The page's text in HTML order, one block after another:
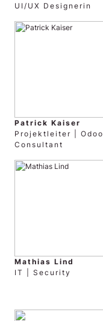
UI/UX Designerin
Patrick Kaiser
Projektleiter | Odoo
Consultant
Mathias Lind
IT | Security